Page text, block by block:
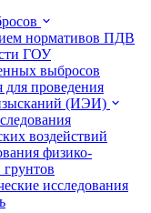
нормативов ПДВ
ГОУ
выбросов
для проведения
(ИЭИ)
воздействий
физико-
исследования